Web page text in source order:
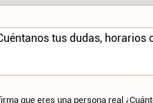
que eres una persona real